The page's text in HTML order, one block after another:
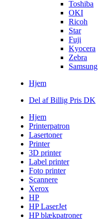
Toshiba
OKI
Ricoh
Star
Fuji
Kyocera
Zebra
Samsung
Hjem
Del af Billig Pris DK
Hjem
Printerpatron
Lasertoner
Printer
3D printer
Label printer
Foto printer
Scannere
Xerox
HP
HP LaserJet
HP blækpatroner